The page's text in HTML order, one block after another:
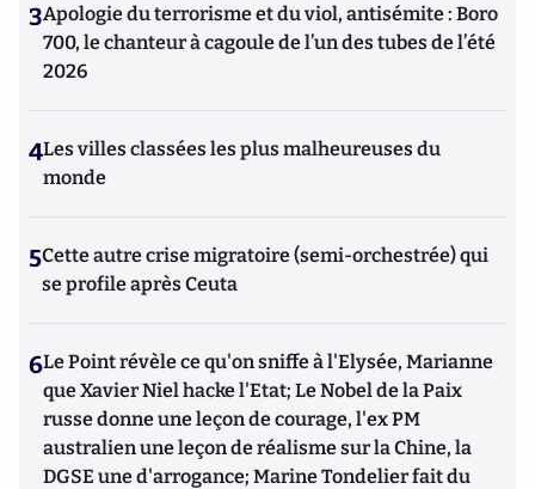
3Apologie du terrorisme et du viol, antisémite : Boro
700, le chanteur à cagoule de l’un des tubes de l’été
2026
4Les villes classées les plus malheureuses du
monde
5Cette autre crise migratoire (semi-orchestrée) qui
se profile après Ceuta
6Le Point révèle ce qu'on sniffe à l'Elysée, Marianne
que Xavier Niel hacke l'Etat; Le Nobel de la Paix
russe donne une leçon de courage, l'ex PM
australien une leçon de réalisme sur la Chine, la
DGSE une d'arrogance; Marine Tondelier fait du